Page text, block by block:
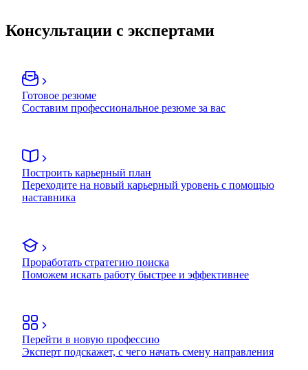
Консультации с экспертами
Готовое резюме
Составим профессиональное резюме за вас
Построить карьерный план
Переходите на новый карьерный уровень с помощью
наставника
Проработать стратегию поиска
Поможем искать работу быстрее и эффективнее
Перейти в новую профессию
Эксперт подскажет, с чего начать смену направления